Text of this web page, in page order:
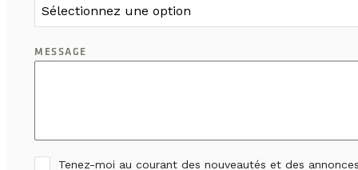
Sélectionnez une option
MESSAGE
Tenez-moi au courant des nouveautés et des